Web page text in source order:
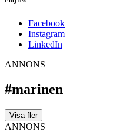
Facebook
Instagram
LinkedIn
ANNONS
#marinen
Visa fler
ANNONS